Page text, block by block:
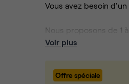
Vous avez besoin
Nous proposons de 1
aménagés avec
Les postes de travail
Voir plus
Offre spéciale